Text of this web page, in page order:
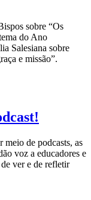
sobre “Os
do Ano
Salesiana sobre
e missão”.
meio de podcasts, as
voz a educadores e
ver e de refletir